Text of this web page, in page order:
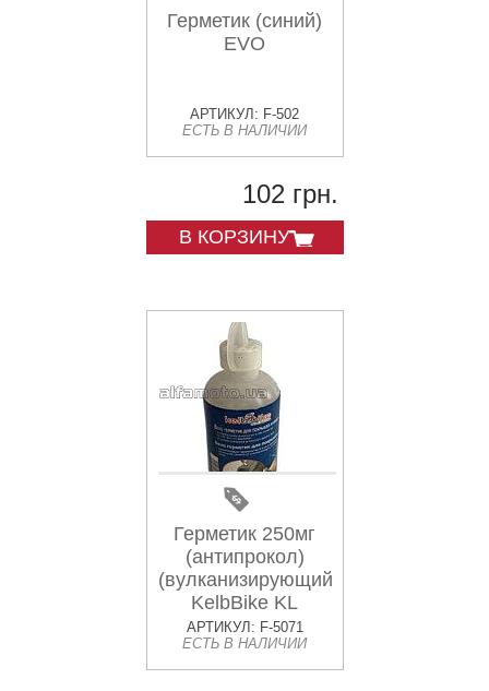
Герметик (синий)
EVO
АРТИКУЛ: F-502
ЕСТЬ В НАЛИЧИИ
102 грн.
В КОРЗИНУ
Герметик 250мг
(антипрокол)
(вулканизирующийся)
KelbBike KL
АРТИКУЛ: F-5071
ЕСТЬ В НАЛИЧИИ